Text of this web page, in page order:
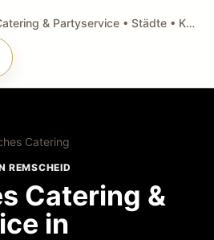
Catering & Partyservice • Städte • Küchenarten • Anfragen
Catering
REMSCHEID
Catering &
in